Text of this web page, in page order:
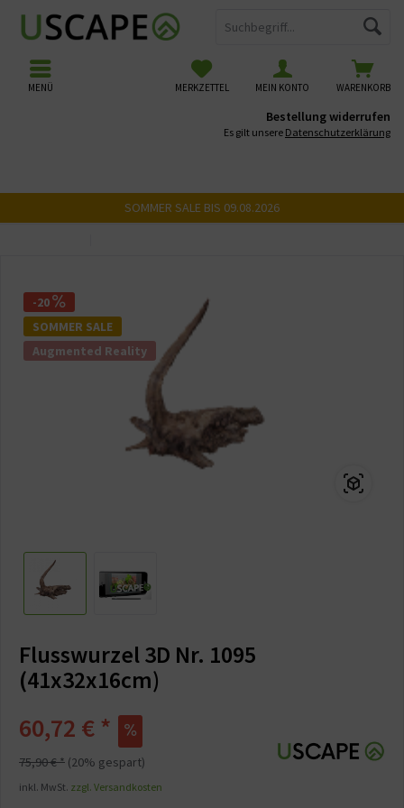
WARENKORB
MERKZETTEL MEIN KONTO
MENÜ
Bestellung widerrufen
Es gilt unsere Datenschutzerklärung
SOMMER SALE BIS 09.08.2026
-20
SOMMER SALE
Augmented Reality
Flusswurzel 3D Nr. 1095
(41x32x16cm)
60,72 € *
75,90 € * (20% gespart)
inkl. MwSt. zzgl. Versandkosten